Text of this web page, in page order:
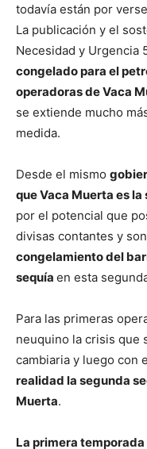
todavía están por
La publicación y el
Necesidad y Urgencia
congelado para el
operadoras de Vaca
se extiende mucho
medida.
Desde el mismo
que Vaca Muerta es
por el potencial que
divisas contantes y
congelamiento del
sequía en esta
Para las primeras
neuquino la crisis que
cambiaria y luego con
realidad la segunda
Muerta.
La primera